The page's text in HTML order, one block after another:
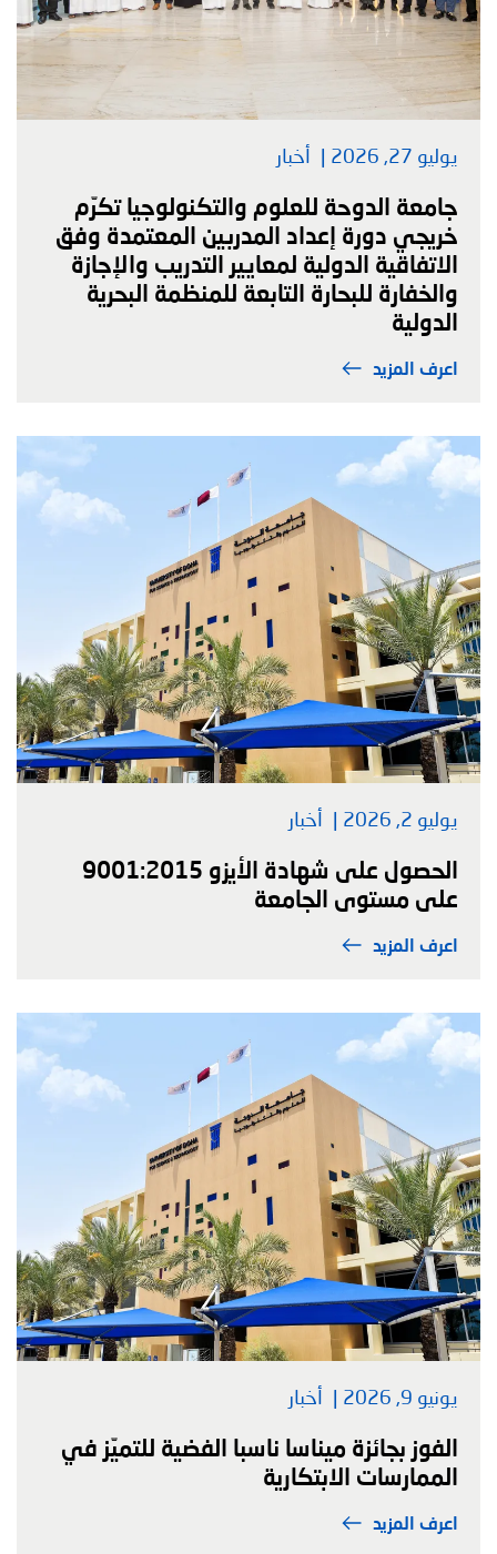
يوليو 27, 2026 أخبار
جامعة الدوحة للعلوم والتكنولوجيا تكرّم
خريجي دورة إعداد المدربين المعتمدة وفق
الاتفاقية الدولية لمعايير التدريب والإجازة
والخفارة للبحارة التابعة للمنظمة البحرية
الدولية
اعرف المزيد
يوليو 2, 2026 أخبار
الحصول على شهادة الأيزو 9001:2015
على مستوى الجامعة
اعرف المزيد
يونيو 9, 2026 أخبار
الفوز بجائزة ميناسا ناسبا الفضية للتميّز في
الممارسات الابتكارية
اعرف المزيد